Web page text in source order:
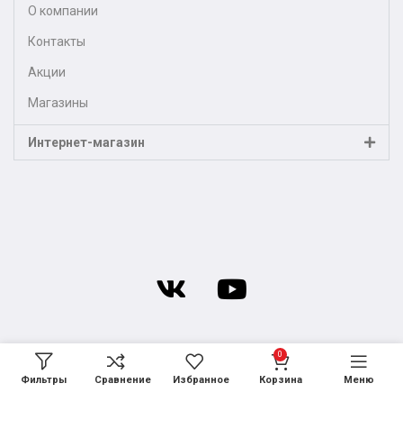
О компании
Контакты
Акции
Магазины
Интернет-магазин
Фильтры Сравнение Избранное
0
Корзина Меню